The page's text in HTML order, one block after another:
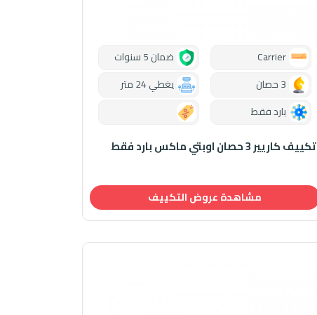
بارد فقط
ضمان 5 سنوات
يغطي 24 متر
تكييف كاريير 3 حصان اوبتي ماكس بارد فقط
مشاهدة عروض التكييف